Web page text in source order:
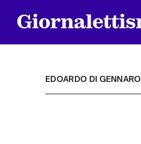
EDOARDO DI GENNARO